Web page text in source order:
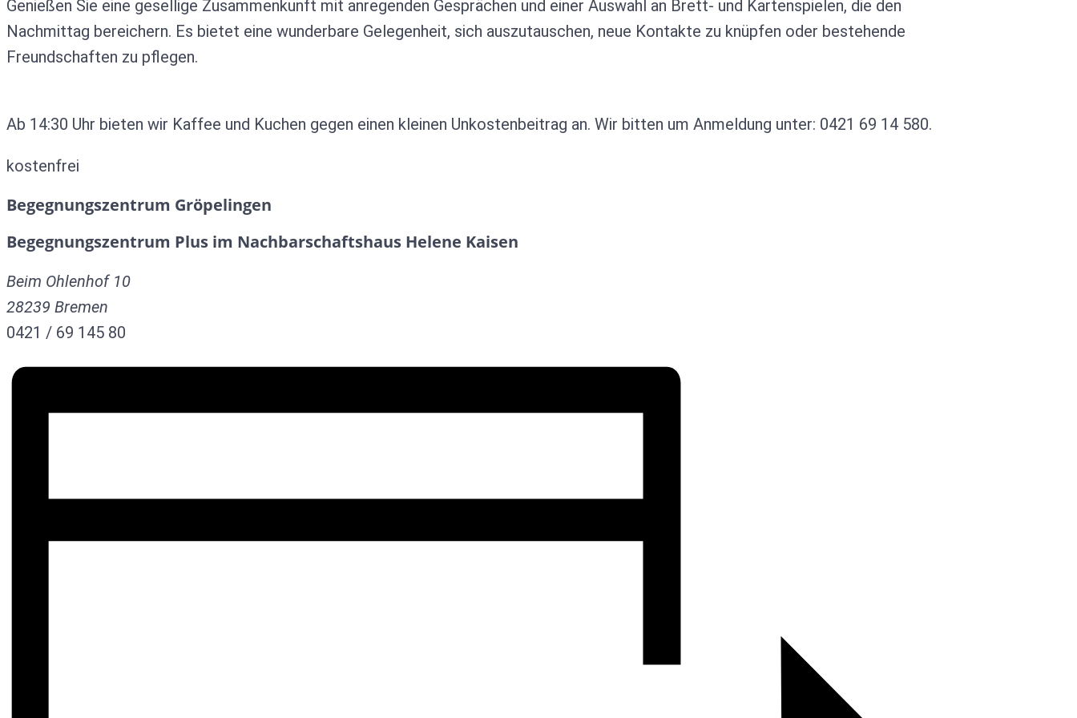
Genießen Sie eine gesellige Zusammenkunft mit anregenden Gesprächen und einer Auswahl an Brett- und Kartenspielen, die den
Nachmittag bereichern. Es bietet eine wunderbare Gelegenheit, sich auszutauschen, neue Kontakte zu knüpfen oder bestehende
Freundschaften zu pflegen.
Ab 14:30 Uhr bieten wir Kaffee und Kuchen gegen einen kleinen Unkostenbeitrag an. Wir bitten um Anmeldung unter: 0421 69 14 580.
kostenfrei
Begegnungszentrum Gröpelingen
Begegnungszentrum Plus im Nachbarschaftshaus Helene Kaisen
Beim Ohlenhof 10
28239 Bremen
0421 / 69 145 80